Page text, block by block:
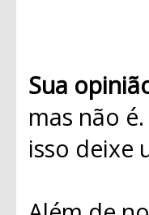
Sua
mas não
isso deixe